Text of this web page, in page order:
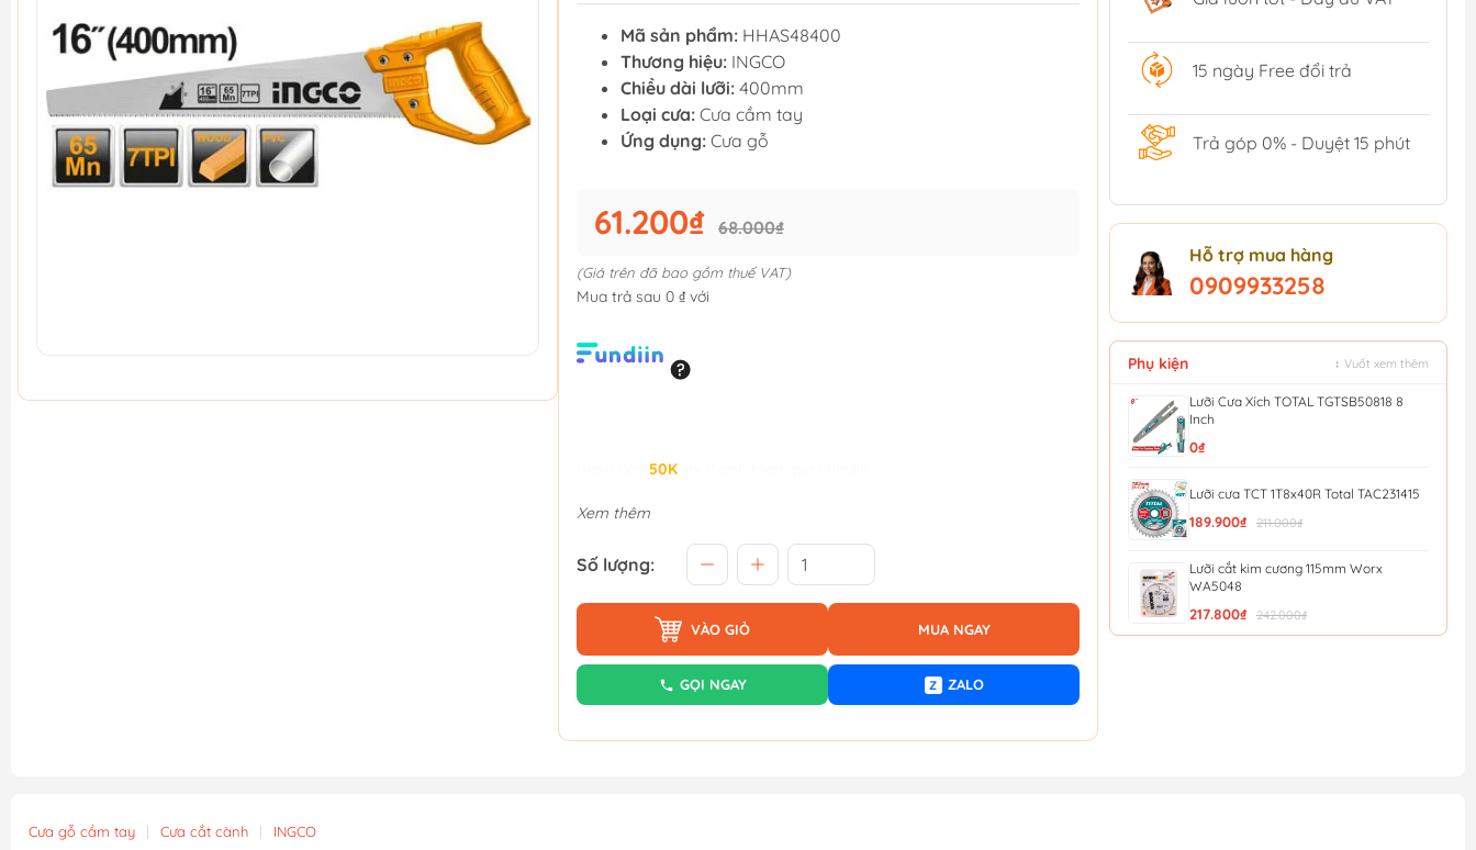
Mã sản phẩm: HHAS48400
Thương hiệu: INGCO
Chiều dài lưỡi: 400mm
Loại cưa: Cưa cầm tay
Ứng dụng: Cưa gỗ
61.200₫ 68.000₫
(Giá trên đã bao gồm thuế VAT)
Mua trả sau 0 ₫ với
50K
Xem thêm
Số lượng:
VÀO GIỎ MUA NGAY
GỌI NGAY Z ZALO
15 ngày Free đổi trả
Trả góp 0% - Duyệt 15 phút
Hỗ trợ mua hàng
0909933258
Phụ kiện ↕ Vuốt xem thêm
Lưỡi Cưa Xích TOTAL TGTSB50818 8
Inch
0₫
Lưỡi cưa TCT 1T8x40R Total TAC231415
189.900₫ 211.000₫
Lưỡi cắt kim cương 115mm Worx
WA5048
217.800₫ 242.000₫
Cưa gỗ cầm tay | Cưa cắt cành | INGCO